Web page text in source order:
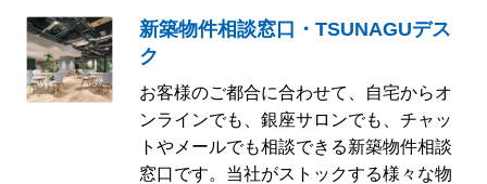
新築物件相談窓口・TSUNAGUデス
ク
お客様のご都合に合わせて、自宅からオ
ンラインでも、銀座サロンでも、チャッ
トやメールでも相談できる新築物件相談
窓口です。当社がストックする様々な物